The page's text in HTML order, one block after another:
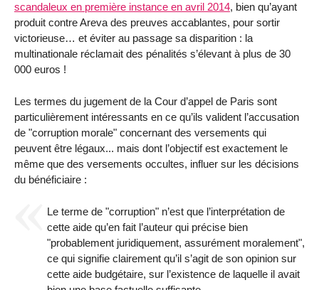
scandaleux en première instance en avril 2014, bien qu’ayant
produit contre Areva des preuves accablantes, pour sortir
victorieuse… et éviter au passage sa disparition : la
multinationale réclamait des pénalités s’élevant à plus de 30
000 euros !
Les termes du jugement de la Cour d’appel de Paris sont
particulièrement intéressants en ce qu’ils valident l’accusation
de "corruption morale" concernant des versements qui
peuvent être légaux... mais dont l’objectif est exactement le
même que des versements occultes, influer sur les décisions
du bénéficiaire :
Le terme de "corruption" n’est que l’interprétation de
cette aide qu’en fait l’auteur qui précise bien
"probablement juridiquement, assurément moralement",
ce qui signifie clairement qu’il s’agit de son opinion sur
cette aide budgétaire, sur l’existence de laquelle il avait